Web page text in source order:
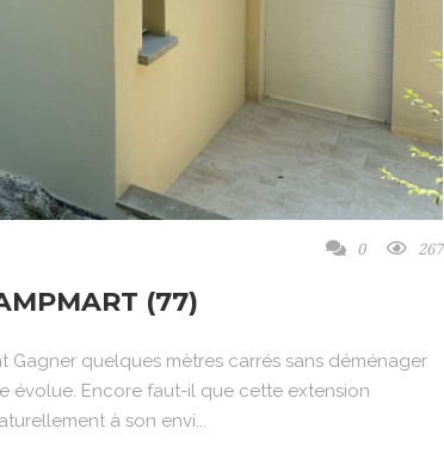
0 267
(77)
Gagner quelques mètres carrés sans déménager
évolue. Encore faut-il que cette extension
à son envi...